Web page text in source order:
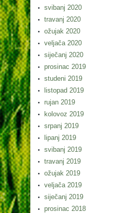
svibanj 2020
travanj 2020
ožujak 2020
veljača 2020
siječanj 2020
prosinac 2019
studeni 2019
listopad 2019
rujan 2019
kolovoz 2019
srpanj 2019
lipanj 2019
svibanj 2019
travanj 2019
ožujak 2019
veljača 2019
siječanj 2019
prosinac 2018